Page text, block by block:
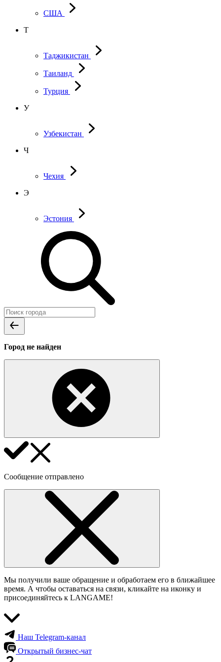
США
Т
Таджикистан
Таиланд
Турция
У
Узбекистан
Ч
Чехия
Э
Эстония
Город не найден
Сообщение отправлено
Мы получили ваше обращение и обработаем его в ближайшее
время. А чтобы оставаться на связи, кликайте на иконку и
присоединяйтесь к LANGAME!
Наш Telegram-канал
Открытый бизнес-чат